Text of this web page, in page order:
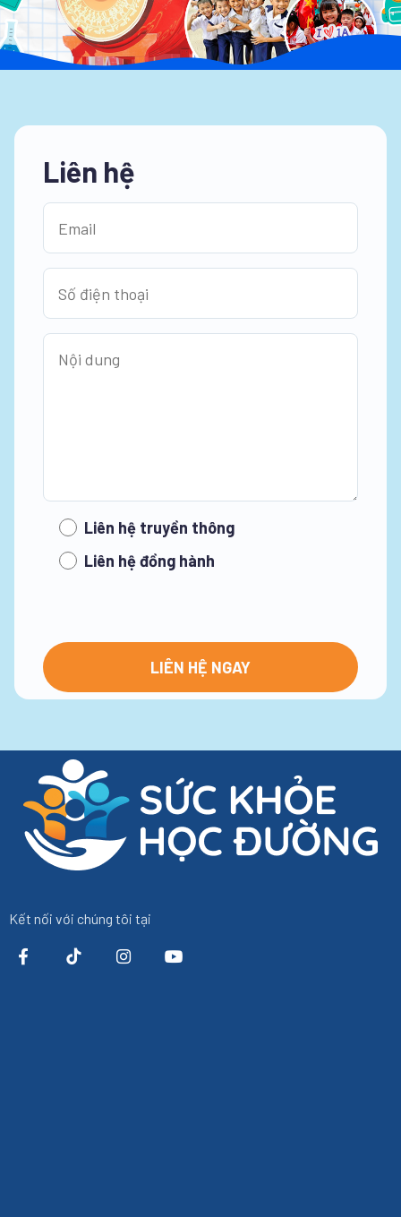
Liên hệ
Liên hệ truyền thông
Liên hệ đồng hành
Kết nối với chúng tôi tại